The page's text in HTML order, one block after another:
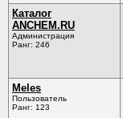
Каталог
ANCHEM.RU
Администрация
Ранг: 246
Meles
Пользователь
Ранг: 123